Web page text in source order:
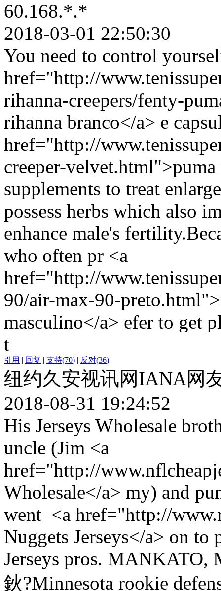
60.168.*.*
2018-03-01 22:50:30
You need to control
href="http://
rihanna-creepers/fenty-
rihanna branco</a> e
href="http://
creeper-
supplements to treat
possess herbs which also
enhance male's
who often pr <a
href="http://
90/air-max-90-
masculino</a> efer to get
t
引用 | 回复 | 支持(70) | 反对(36)
纽约久安视讯网IANA网
2018-08-31 19:24:52
His Jerseys Wholesale
uncle (Jim <a
href="http://
Wholesale</a> my) and
went <a href="http://
Nuggets Jerseys</a> on
Jerseys pros. MANKATO,
鈥?Minnesota rookie